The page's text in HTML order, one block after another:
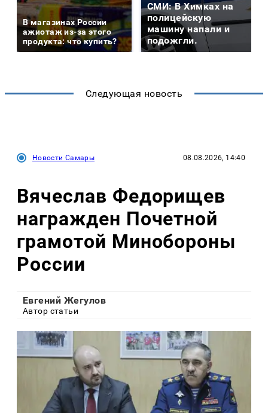
В магазинах России
ажиотаж из-за этого
продукта: что купить?
СМИ: В Химках на
полицейскую
машину напали и
подожгли.
Следующая новость
Новости Самары 08.08.2026, 14:40
Вячеслав Федорищев
награжден Почетной
грамотой Минобороны
России
Евгений Жегулов
Автор статьи